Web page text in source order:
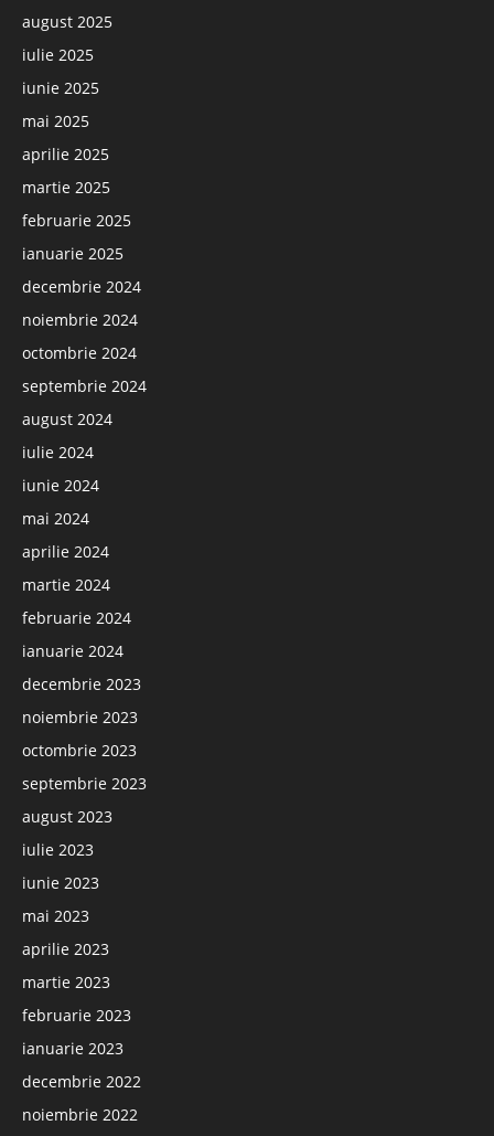
august 2025
iulie 2025
iunie 2025
mai 2025
aprilie 2025
martie 2025
februarie 2025
ianuarie 2025
decembrie 2024
noiembrie 2024
octombrie 2024
septembrie 2024
august 2024
iulie 2024
iunie 2024
mai 2024
aprilie 2024
martie 2024
februarie 2024
ianuarie 2024
decembrie 2023
noiembrie 2023
octombrie 2023
septembrie 2023
august 2023
iulie 2023
iunie 2023
mai 2023
aprilie 2023
martie 2023
februarie 2023
ianuarie 2023
decembrie 2022
noiembrie 2022